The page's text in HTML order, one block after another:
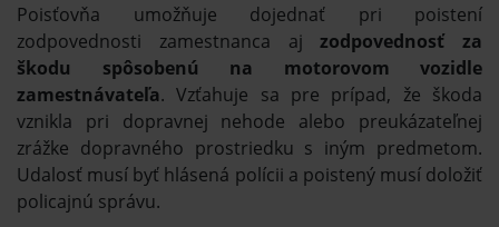
Poisťovňa umožňuje dojednať pri poistení
zodpovednosti zamestnanca ajzodpovednosť za
škodu spôsobenú na motorovom vozidle
zamestnávateľa. Vzťahuje sa pre prípad, že škoda
vznikla pri dopravnej nehode alebo preukázateľnej
zrážke dopravného prostriedku s iným predmetom.
Udalosť musí byť hlásená polícii a poistený musí doložiť
policajnú správu.